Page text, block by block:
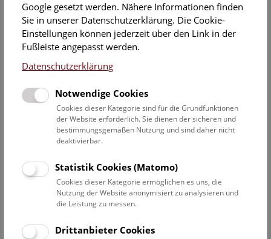
Weihnachten im Naturhistorischen
Museum Wien
12. Dezember 2022
Die Weihnachtsfeiertage stehen vor der Tür und das
Naturhistorische Museum Wien bietet buntes Winter- und
Weihnachtsprogramm für Groß und Klein!
Pressetext Bilder
Führungen auf das Dach des Museums mit einer Tasse
Punsch, Touren durch die Ausstellungen zu winterlichen
Themen, Kinder- und Familienprogramm, Planetarium-
Shows zum Stern von Bethlehem oder den Winter im
etwas dabei!
Google gesetzt werden. Nähere Informationen finden
Sie in unserer Datenschutzerklärung. Die Cookie-
Einstellungen können jederzeit über den Link in der
Fußleiste angepasst werden.
Datenschutzerklärung
Notwendige Cookies
Cookies dieser Kategorie sind für die Grundfunktionen
der Website erforderlich. Sie dienen der sicheren und
bestimmungsgemäßen Nutzung und sind daher nicht
deaktivierbar.
Statistik Cookies (Matomo)
Cookies dieser Kategorie ermöglichen es uns, die
Nutzung der Website anonymisiert zu analysieren und
die Leistung zu messen.
Drittanbieter Cookies